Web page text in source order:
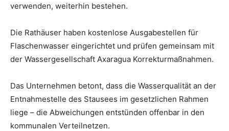
verwenden, weiterhin bestehen.
Die Rathäuser haben kostenlose Ausgabestellen für
Flaschenwasser eingerichtet und prüfen gemeinsam mit
der Wassergesellschaft Axaragua Korrekturmaßnahmen.
Das Unternehmen betont, dass die Wasserqualität an der
Entnahmestelle des Stausees im gesetzlichen Rahmen
liege – die Abweichungen entstünden offenbar in den
kommunalen Verteilnetzen.